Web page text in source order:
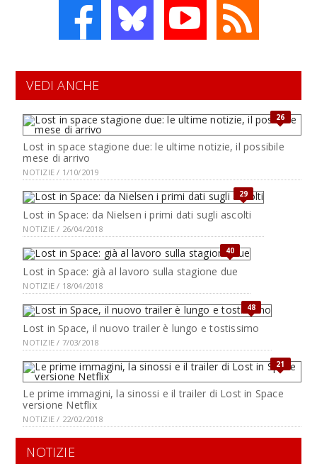
VEDI ANCHE
26
Lost in space stagione due: le ultime notizie, il possibile
mese di arrivo
NOTIZIE / 1/10/2019
29
Lost in Space: da Nielsen i primi dati sugli ascolti
NOTIZIE / 26/04/2018
40
Lost in Space: già al lavoro sulla stagione due
NOTIZIE / 18/04/2018
48
Lost in Space, il nuovo trailer è lungo e tostissimo
NOTIZIE / 7/03/2018
21
Le prime immagini, la sinossi e il trailer di Lost in Space
versione Netflix
NOTIZIE / 22/02/2018
NOTIZIE